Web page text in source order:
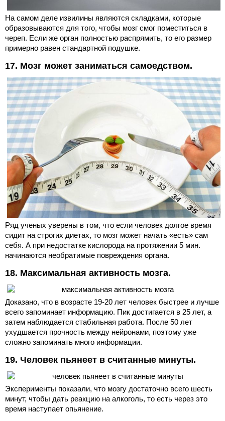
На самом деле извилины являются складками, которые
образовываются для того, чтобы мозг смог поместиться в
череп. Если же орган полностью распрямить, то его размер
примерно равен стандартной подушке.
17. Мозг может заниматься самоедством.
Ряд ученых уверены в том, что если человек долгое время
сидит на строгих диетах, то мозг может начать «есть» сам
себя. А при недостатке кислорода на протяжении 5 мин.
начинаются необратимые повреждения органа.
18. Максимальная активность мозга.
Доказано, что в возрасте 19-20 лет человек быстрее и лучше
всего запоминает информацию. Пик достигается в 25 лет, а
затем наблюдается стабильная работа. После 50 лет
ухудшается прочность между нейронами, поэтому уже
сложно запоминать много информации.
19. Человек пьянеет в считанные минуты.
Эксперименты показали, что мозгу достаточно всего шесть
минут, чтобы дать реакцию на алкоголь, то есть через это
время наступает опьянение.